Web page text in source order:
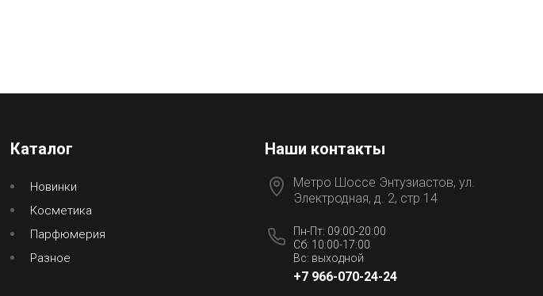
Каталог
Новинки
Косметика
Парфюмерия
Разное
Наши контакты
Метро Шоссе Энтузиастов, ул.
Электродная, д. 2, стр 14
Пн-Пт: 09:00-20:00
Сб: 10:00-17:00
Вс: выходной
+7 966-070-24-24